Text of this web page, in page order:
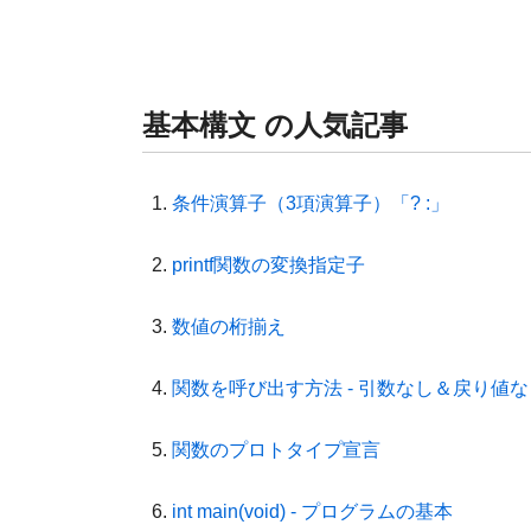
基本構文 の人気記事
条件演算子（3項演算子）「? :」
printf関数の変換指定子
数値の桁揃え
関数を呼び出す方法 - 引数なし＆戻り値
関数のプロトタイプ宣言
int main(void) - プログラムの基本